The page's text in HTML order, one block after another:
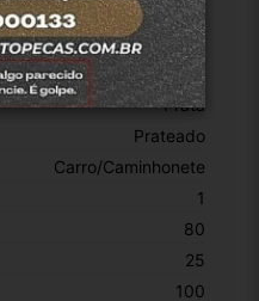
1
Traseiro
Direita
Prata
Prateado
Carro/Caminhonete
1
80
25
100